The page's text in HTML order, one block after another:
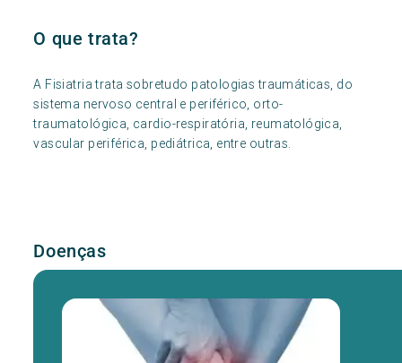
O que trata?
A Fisiatria trata sobretudo patologias traumáticas, do
sistema nervoso central e periférico, orto-
traumatológica, cardio-respiratória, reumatológica,
vascular periférica, pediátrica, entre outras.
Doenças